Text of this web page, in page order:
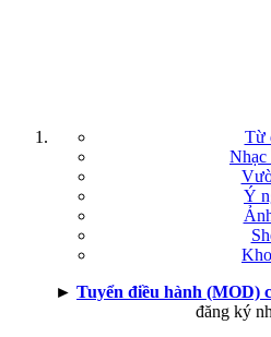
Từ
Ý
► Tuyển điều hành (MOD)
đăng ký